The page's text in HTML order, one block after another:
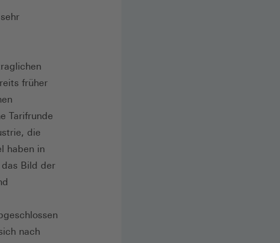
früher
Tarifrunde
die
haben in
Bild der
nach